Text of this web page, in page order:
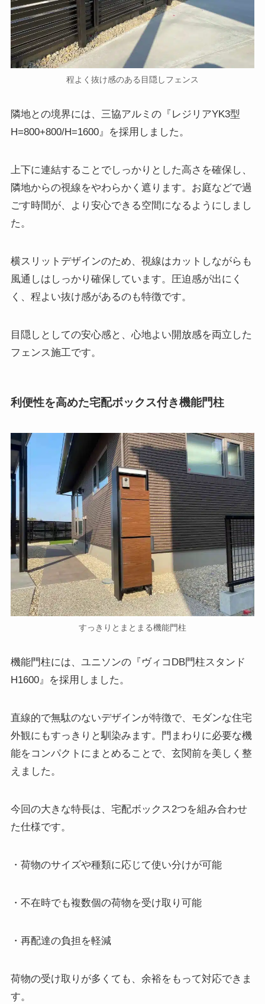
程よく抜け感のある目隠しフェンス
隣地との境界には、三協アルミの『レジリアYK3型
H=800+800/H=1600』を採用しました。
上下に連結することでしっかりとした高さを確保し、
隣地からの視線をやわらかく遮ります。お庭などで過
ごす時間が、より安心できる空間になるようにしまし
た。
横スリットデザインのため、視線はカットしながらも
風通しはしっかり確保しています。圧迫感が出にく
く、程よい抜け感があるのも特徴です。
目隠しとしての安心感と、心地よい開放感を両立した
フェンス施工です。
利便性を高めた宅配ボックス付き機能門柱
すっきりとまとまる機能門柱
機能門柱には、ユニソンの『ヴィコDB門柱スタンド
H1600』を採用しました。
直線的で無駄のないデザインが特徴で、モダンな住宅
外観にもすっきりと馴染みます。門まわりに必要な機
能をコンパクトにまとめることで、玄関前を美しく整
えました。
今回の大きな特長は、宅配ボックス2つを組み合わせ
た仕様です。
・荷物のサイズや種類に応じて使い分けが可能
・不在時でも複数個の荷物を受け取り可能
・再配達の負担を軽減
荷物の受け取りが多くても、余裕をもって対応できま
す。